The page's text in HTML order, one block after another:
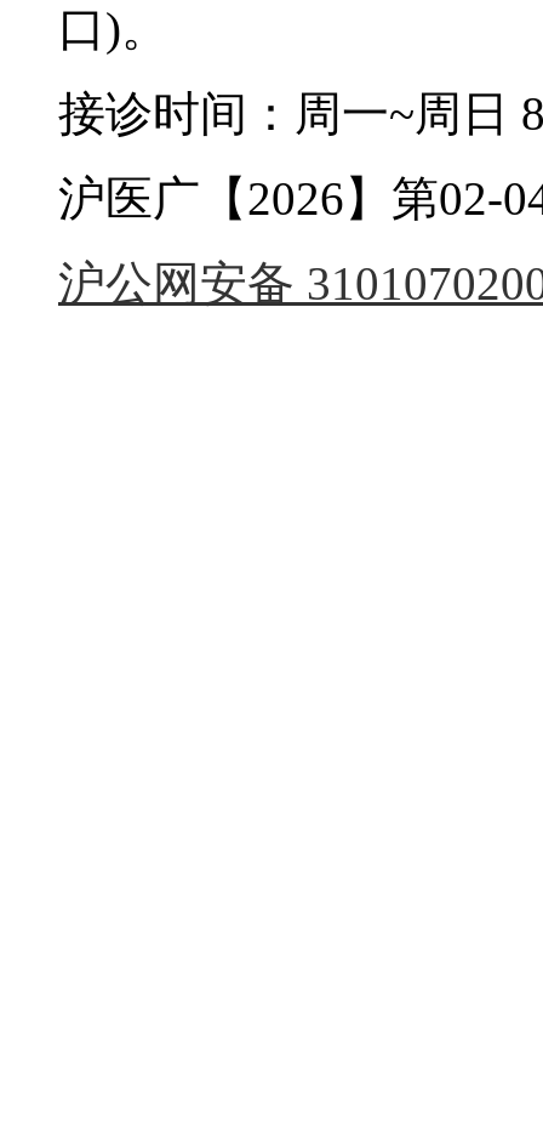
口)。
接诊时间：周一~周日
沪医广【2026】第02-
沪公网安备